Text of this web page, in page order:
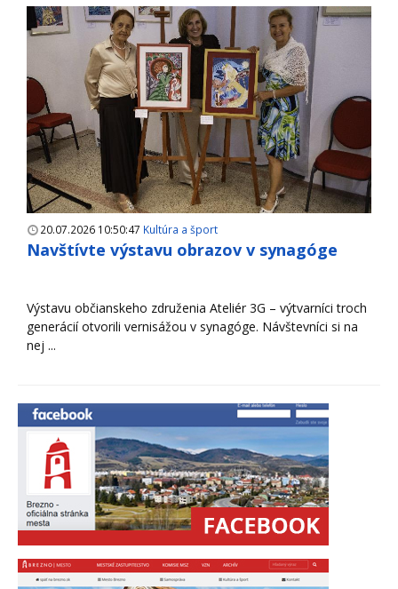
20.07.2026 10:50:47 Kultúra a šport
Navštívte výstavu obrazov v synagóge
Výstavu občianskeho združenia Ateliér 3G – výtvarníci troch
generácií otvorili vernisážou v synagóge. Návštevníci si na
nej ...